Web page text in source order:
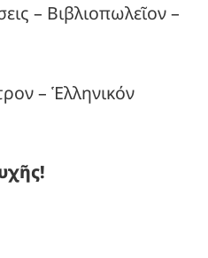
– Βιβλιοπωλεῖον –
– Ἑλληνικόν